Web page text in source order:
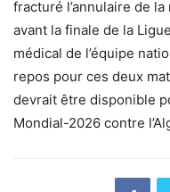
fracturé l’annulaire de
avant la finale de la
médical de l’équipe
repos pour ces deux
devrait être disponible
Mondial-2026 contre